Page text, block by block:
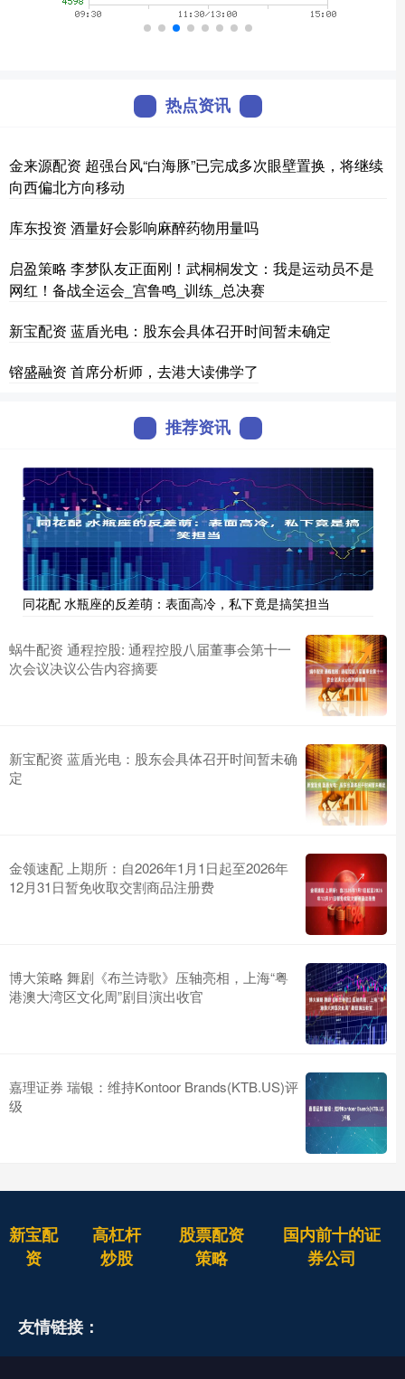
热点资讯
金来源配资 超强台风“白海豚”已完成多次眼壁置换，将继续
向西偏北方向移动
库东投资 酒量好会影响麻醉药物用量吗
启盈策略 李梦队友正面刚！武桐桐发文：我是运动员不是
网红！备战全运会_宫鲁鸣_训练_总决赛
新宝配资 蓝盾光电：股东会具体召开时间暂未确定
镕盛融资 首席分析师，去港大读佛学了
推荐资讯
同花配 水瓶座的反差萌：表面高冷，私下竟是搞笑担当
蜗牛配资 通程控股: 通程控股八届董事会第十一
次会议决议公告内容摘要
新宝配资 蓝盾光电：股东会具体召开时间暂未确
定
金领速配 上期所：自2026年1月1日起至2026年
12月31日暂免收取交割商品注册费
博大策略 舞剧《布兰诗歌》压轴亮相，上海“粤
港澳大湾区文化周”剧目演出收官
嘉理证券 瑞银：维持Kontoor Brands(KTB.US)评
级
新宝配
资
高杠杆
炒股
股票配资
策略
国内前十的证
券公司
友情链接：